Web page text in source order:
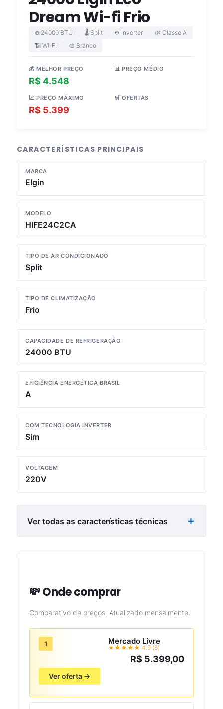
Dream Wi-fi Frio
❄️ 24000 BTU 🌡️ Split ⚙️ Inverter
🌿 Classe A
📶 Wi-Fi
🎨 Branco
💰 MELHOR PREÇO
R$ 4.548
📊 PREÇO MÉDIO
📈 PREÇO MÁXIMO
R$ 5.399
🛒 OFERTAS
CARACTERÍSTICAS PRINCIPAIS
MARCA
Elgin
MODELO
HIFE24C2CA
TIPO DE AR CONDICIONADO
Split
TIPO DE CLIMATIZAÇÃO
Frio
CAPACIDADE DE REFRIGERAÇÃO
24000 BTU
EFICIÊNCIA ENERGÉTICA BRASIL
A
COM TECNOLOGIA INVERTER
Sim
VOLTAGEM
220V
Ver todas as características técnicas
💸 Onde comprar
Comparativo de preços. Atualizado mensalmente.
1 Mercado Livre
★★★★★ 4.9 (8)
R$ 5.399,00
Ver oferta →